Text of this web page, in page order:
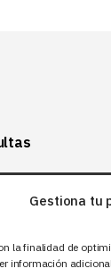
Gestiona tu
la finalidad de
información
28 88